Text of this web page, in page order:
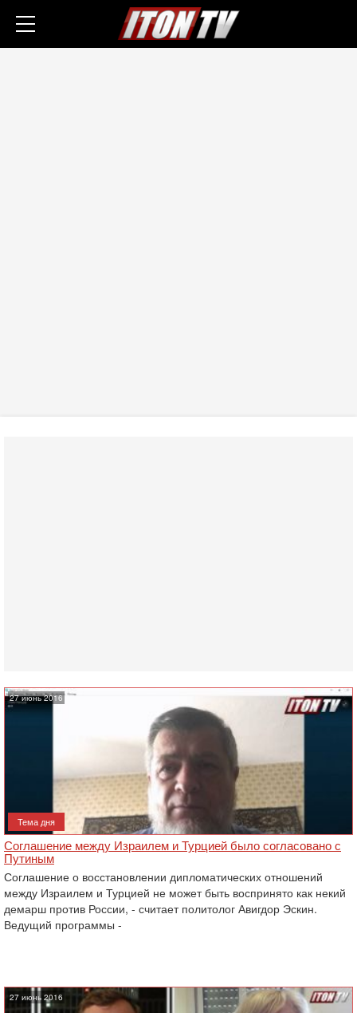
27 июнь 2016
Тема дня
Соглашение между Израилем и Турцией было согласовано с
Путиным
Соглашение о восстановлении дипломатических отношений
между Израилем и Турцией не может быть воспринято как некий
демарш против России, - считает политолог Авигдор Эскин.
Ведущий программы -
27 июнь 2016